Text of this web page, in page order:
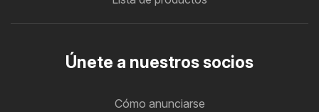
Únete a nuestros socios
Cómo anunciarse